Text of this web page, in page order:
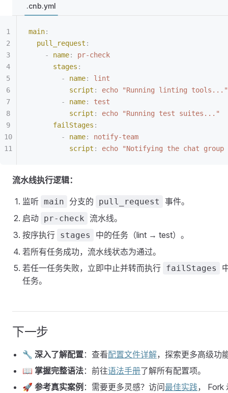
.cnb.yml
main:
  pull_request
:
    -
name:
pr-check
      stages
:
        -
name:
lint
          script
:
echo "Running linting tools..."
        -
name:
test
          script
:
echo "Running test suites..."
      failStages
:
        -
name:
notify-team
          script
: echo "Notifying the chat
流水线执行逻辑：
监听 main 分支的 pull_request
事件。
启动 pr-check 流水线。
按序执行 stages
中的任务（lint → test）。
若所有任务成功，流水线状态为通过。
若任一任务失败，立即中止并转而执行 failStages
任务。
下一步
🔧 深入了解配置：查看配置文件详解，探索更多高级功
📖 掌握完整语法：前往语法手册了解所有配置项。
🚀 参考真实案例 ：需要更多灵感？访问最佳实践（在新
， Fork